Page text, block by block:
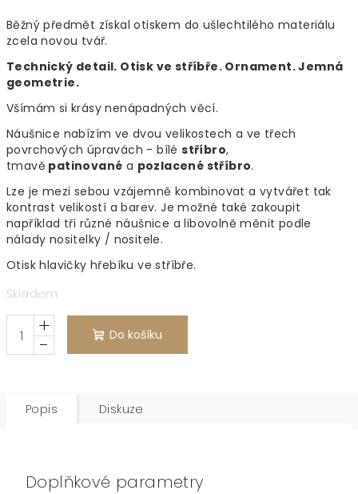
cena:
Běžný předmět získal otiskem do ušlechtilého materiálu
zcela novou tvář.
Technický detail. Otisk ve stříbře. Ornament. Jemná
geometrie.
Všímám si krásy nenápadných věcí.
Náušnice nabízím ve dvou velikostech a ve třech
povrchových úpravách - bíléstříbro,
tmavě patinované a pozlacené stříbro.
Lze je mezi sebou vzájemně kombinovat a vytvářet tak
kontrast velikostí a barev. Je možné také zakoupit
například tři různé náušnice a libovolně měnit podle
nálady nositelky / nositele.
Otisk hlavičky hřebíku ve stříbře.
Skladem
+
− Do košíku
Popis Diskuze
Doplňkové parametry